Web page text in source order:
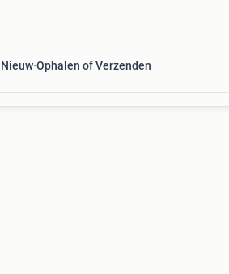
Nieuw Ophalen of Verzenden